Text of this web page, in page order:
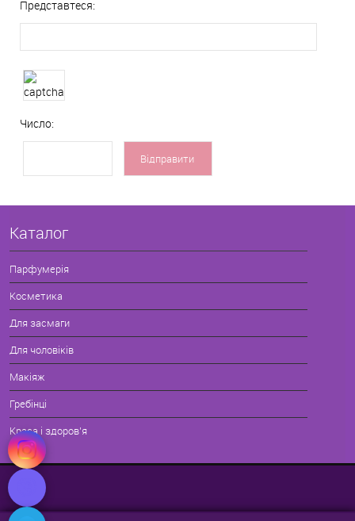
Представтеся:
Число:
Каталог
Парфумерія
Косметика
Для засмаги
Для чоловіків
Макіяж
Гребінці
Краса і здоров'я